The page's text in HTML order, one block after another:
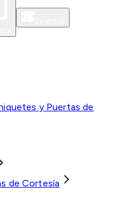
y Puertas de
de Cortesía